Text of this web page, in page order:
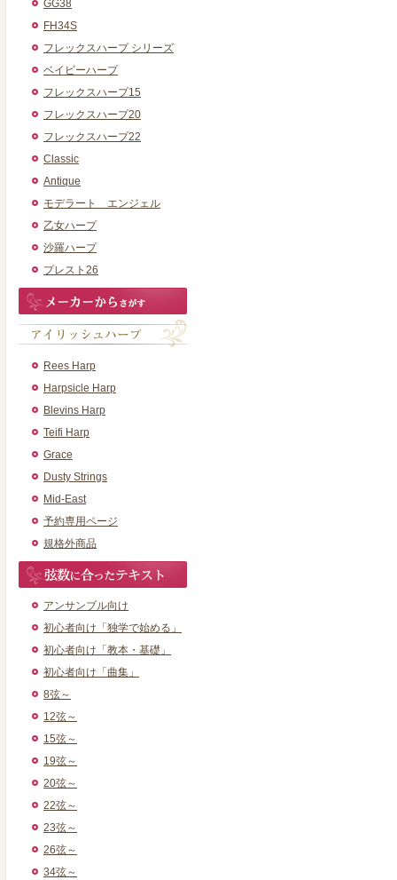
GG38
FH34S
フレックスハープ シリーズ
ベイビーハープ
フレックスハープ15
フレックスハープ20
フレックスハープ22
Classic
Antique
モデラート エンジェル
乙女ハープ
沙羅ハープ
プレスト26
Rees Harp
Harpsicle Harp
Blevins Harp
Teifi Harp
Grace
Dusty Strings
Mid-East
予約専用ページ
規格外商品
アンサンブル向け
初心者向け「独学で始める」
初心者向け「教本・基礎」
初心者向け「曲集」
8弦～
12弦～
15弦～
19弦～
20弦～
22弦～
23弦～
26弦～
34弦～